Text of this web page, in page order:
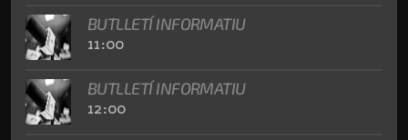
BUTLLETÍ INFORMATIU
11:00
BUTLLETÍ INFORMATIU
12:00